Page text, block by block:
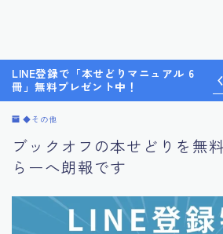
LINE登録で「本せどりマニュアル 6
冊」無料プレゼント中！
◆その他
ブックオフの本せどりを無
らーへ朗報です